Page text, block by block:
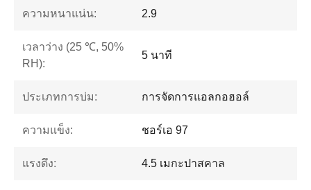
ความหนาแน่น: 2.9
เวลาว่าง (25 ℃, 50%
RH):
5 นาที
ประเภทการบ่ม: การจัดการแอลกอฮอล์
ความแข็ง: ชอร์เอ 97
แรงดึง: 4.5 เมกะปาสคาล